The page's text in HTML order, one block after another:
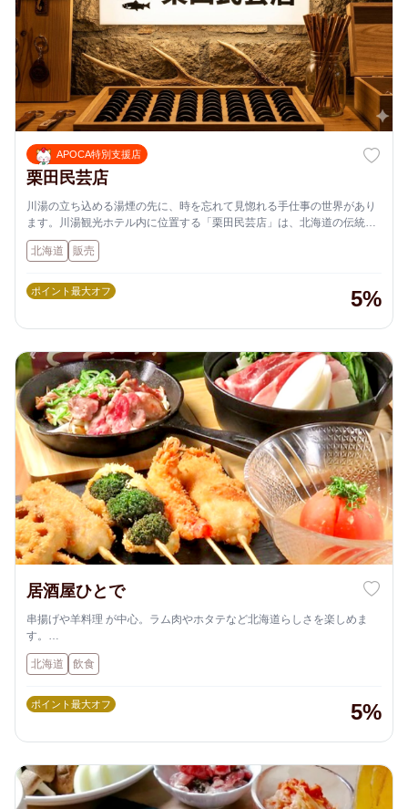
APOCA特別支援店
栗田民芸店
川湯の立ち込める湯煙の先に、時を忘れて見惚れる手仕事の世界があり
ます。川湯観光ホテル内に位置する「栗田民芸店」は、北海道の伝統的
な木彫り職人の技と、アイヌ文化の精神性を今に伝える民芸の宝庫。
​一つひとつ表情の異なる木彫作品や、繊細なアイヌ文様が施された工芸
きてきた人々の「祈り」と「誇り」の結晶です。名湯に癒やされた後
は、職人の指先から生まれた温もりに触れ、あなただけの「旅の欠片」
北海道 販売
ポイント最大オフ 5%
居酒屋ひとで
串揚げや羊料理 が中心。ラム肉やホタテなど北海道らしさを楽しめま
す。
店内はカジュアルで、飲み会・二次会・友達とのハシゴにも使いやすい
雰囲気です✨
北海道 飲食
ポイント最大オフ 5%